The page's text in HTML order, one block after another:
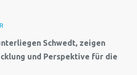
Schwedt, zeigen
und Perspektive für die